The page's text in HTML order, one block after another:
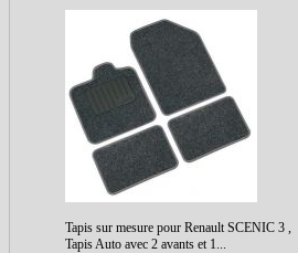
Tapis sur mesure pour Renault SCENIC 3 ,
Tapis Auto avec 2 avants et 1...